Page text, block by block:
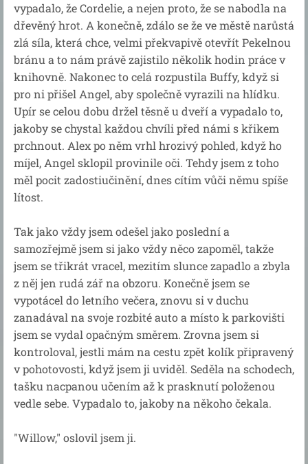
vypadalo, že Cordelie, a nejen proto, že se nabodla na
dřevěný hrot. A konečně, zdálo se že ve městě narůstá
zlá síla, která chce, velmi překvapivě otevřít Pekelnou
bránu a to nám právě zajistilo několik hodin práce v
knihovně. Nakonec to celá rozpustila Buffy, když si
pro ni přišel Angel, aby společně vyrazili na hlídku.
Upír se celou dobu držel těsně u dveří a vypadalo to,
jakoby se chystal každou chvíli před námi s křikem
prchnout. Alex po něm vrhl hrozivý pohled, když ho
míjel, Angel sklopil provinile oči. Tehdy jsem z toho
měl pocit zadostiučinění, dnes cítím vůči němu spíše
lítost.
Tak jako vždy jsem odešel jako poslední a
samozřejmě jsem si jako vždy něco zapoměl, takže
jsem se třikrát vracel, mezitím slunce zapadlo a zbyla
z něj jen rudá zář na obzoru. Konečně jsem se
vypotácel do letního večera, znovu si v duchu
zanadával na svoje rozbité auto a místo k parkovišti
jsem se vydal opačným směrem. Zrovna jsem si
kontroloval, jestli mám na cestu zpět kolík připravený
v pohotovosti, když jsem ji uviděl. Seděla na schodech,
tašku nacpanou učením až k prasknutí položenou
vedle sebe. Vypadalo to, jakoby na někoho čekala.
"Willow," oslovil jsem ji.